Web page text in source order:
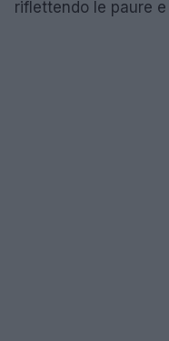
riflettendo le paure